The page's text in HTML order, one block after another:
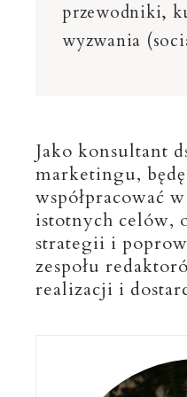
przewodniki,
wyzwania
Jako konsultant
marketingu,
współpracować
istotnych celów,
strategii i
zespołu
realizacji i